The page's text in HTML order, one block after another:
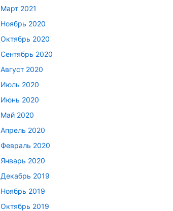
Март 2021
Ноябрь 2020
Октябрь 2020
Сентябрь 2020
Август 2020
Июль 2020
Июнь 2020
Май 2020
Апрель 2020
Февраль 2020
Январь 2020
Декабрь 2019
Ноябрь 2019
Октябрь 2019